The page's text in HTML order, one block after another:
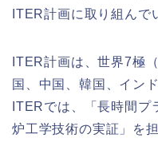
ITER計画に取り組んで
ITER計画は、世界7極
国、中国、韓国、イン
ITERでは、「長時間プ
炉工学技術の実証」を